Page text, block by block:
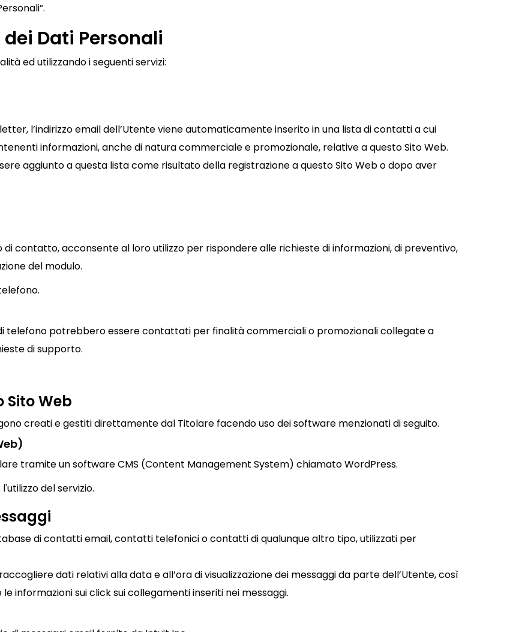
Dati Personali
ed utilizzando i seguenti servizi:
l’indirizzo email dell’Utente viene automaticamente inserito in una lista di contatti a cui
informazioni, anche di natura commerciale e promozionale, relative a questo Sito Web.
aggiunto a questa lista come risultato della registrazione a questo Sito Web o dopo aver
di contatto, acconsente al loro utilizzo per rispondere alle richieste di informazioni, di preventivo,
del modulo.
telefono potrebbero essere contattati per finalità commerciali o promozionali collegate a
di supporto.
Sito Web
creati e gestiti direttamente dal Titolare facendo uso dei software menzionati di seguito.
tramite un software CMS (Content Management System) chiamato WordPress.
del servizio.
di contatti email, contatti telefonici o contatti di qualunque altro tipo, utilizzati per
dati relativi alla data e all’ora di visualizzazione dei messaggi da parte dell’Utente, così
informazioni sui click sui collegamenti inseriti nei messaggi.